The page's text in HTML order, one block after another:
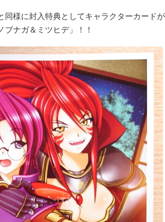
様に封入特典としてキャラクターカード
ナガ＆ミツヒデ」！！